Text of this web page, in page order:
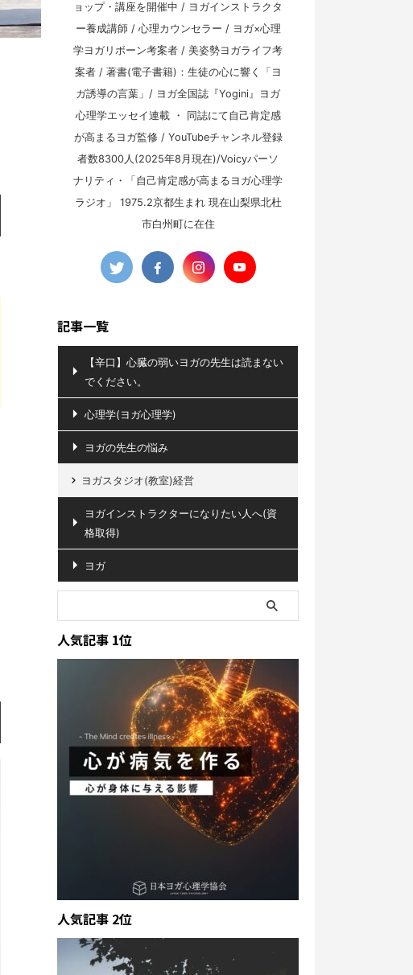
ョップ・講座を開催中 / ヨガインストラクタ
ー養成講師 / 心理カウンセラー / ヨガ×心理
学ヨガリボーン考案者 / 美姿勢ヨガライフ考
案者 / 著書(電子書籍)：生徒の心に響く「ヨ
ガ誘導の言葉」/ ヨガ全国誌『Yogini』ヨガ
心理学エッセイ連載 ・ 同誌にて自己肯定感
が高まるヨガ監修 / YouTubeチャンネル登録
者数8300人(2025年8月現在)/Voicyパーソ
ナリティ・「自己肯定感が高まるヨガ心理学
ラジオ」 1975.2京都生まれ 現在山梨県北杜
市白州町に在住
記事一覧
【辛口】心臓の弱いヨガの先生は読まない
でください。
心理学(ヨガ心理学)
ヨガの先生の悩み
ヨガスタジオ(教室)経営
ヨガインストラクターになりたい人へ(資
格取得)
ヨガ
人気記事 1位
人気記事 2位